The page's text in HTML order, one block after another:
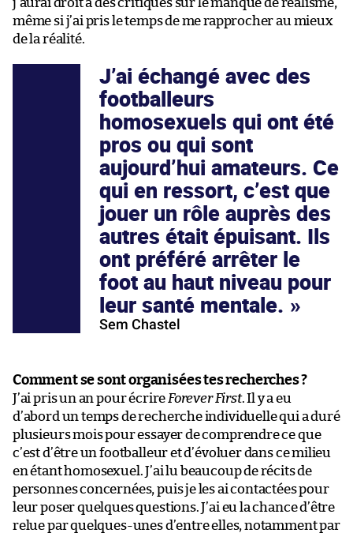
même si j’ai pris le temps de me rapprocher au mieux
de la réalité.
J’ai échangé avec des
footballeurs
homosexuels qui ont été
pros ou qui sont
aujourd’hui amateurs. Ce
qui en ressort, c’est que
jouer un rôle auprès des
autres était épuisant. Ils
ont préféré arrêter le
foot au haut niveau pour
leur santé mentale.
Sem Chastel
Comment se sont organisées tes recherches ?
J’ai pris un an pour écrire Forever First. Il y a eu
d’abord un temps de recherche individuelle qui a duré
plusieurs mois pour essayer de comprendre ce que
c’est d’être un footballeur et d’évoluer dans ce milieu
en étant homosexuel. J’ai lu beaucoup de récits de
personnes concernées, puis je les ai contactées pour
leur poser quelques questions. J’ai eu la chance d’être
relue par quelques-unes d’entre elles, notamment par